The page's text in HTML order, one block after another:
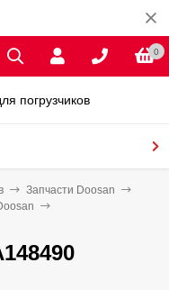
0
Запчасти Doosan